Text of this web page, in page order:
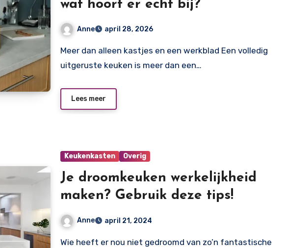
wat hoort er echt bij?
Anne april 28, 2026
Meer dan alleen kastjes en een werkblad Een volledig
uitgeruste keuken is meer dan een…
Lees meer
Keukenkasten Overig
Je droomkeuken werkelijkheid
maken? Gebruik deze tips!
Anne april 21, 2024
Wie heeft er nou niet gedroomd van zo’n fantastische